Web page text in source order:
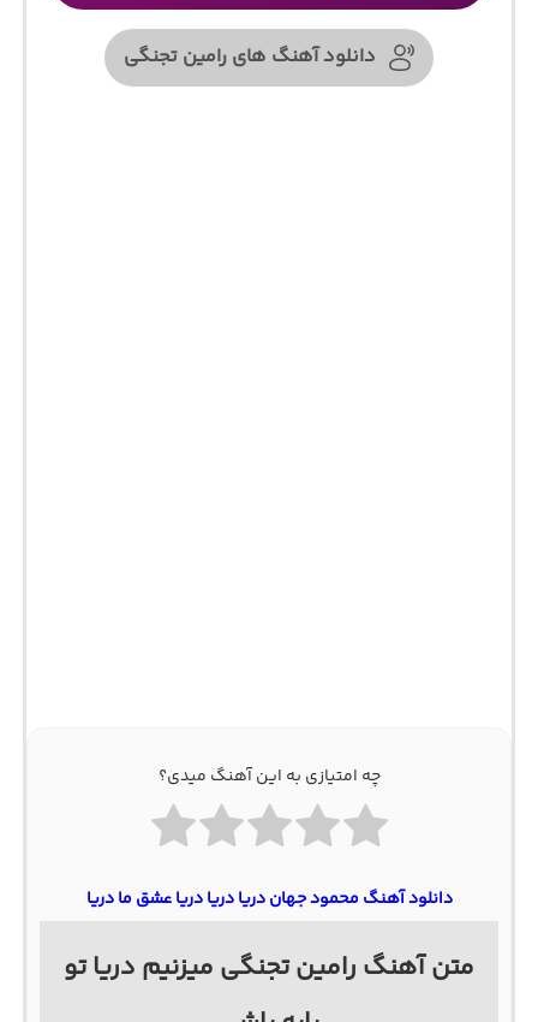
دانلود آهنگ های رامین تجنگی
چه امتیازی به این آهنگ میدی؟
دانلود آهنگ محمود جهان دریا دریا دریا عشق ما دریا
متن آهنگ رامین تجنگی میزنیم دریا تو